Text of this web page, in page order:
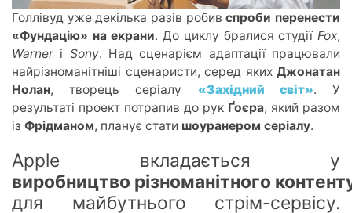
Голлівуд ужедекілька разів робивспроби перенести
«Фундацію» на екрани. До циклу бралися студії Fox,
Warner і Sony. Над сценарієм адаптації працювали
найрізноманітніші сценаристи, серед яких Джонатан
Нолан, творець серіалу «Західний світ». У
результаті проект потрапив до рук Ґоєра, який разом
із Фрідманом, планує стати шоуранером серіалу.
Apple вкладається у
виробництво різноманітного
для майбутнього стрім-сервісу.